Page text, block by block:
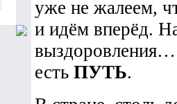
уже не жалеем,
и идём вперёд.
есть ПУТЬ.